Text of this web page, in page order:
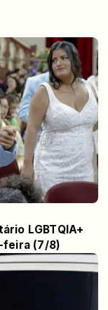
LGBTQIA+
feira (7/8)